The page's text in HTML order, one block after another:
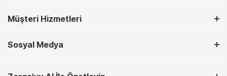
Müşteri Hizmetleri
Sosyal Medya